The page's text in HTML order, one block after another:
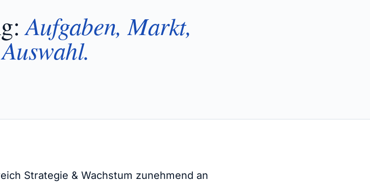
Aufgaben, Markt,
Strategie & Wachstum zunehmend an